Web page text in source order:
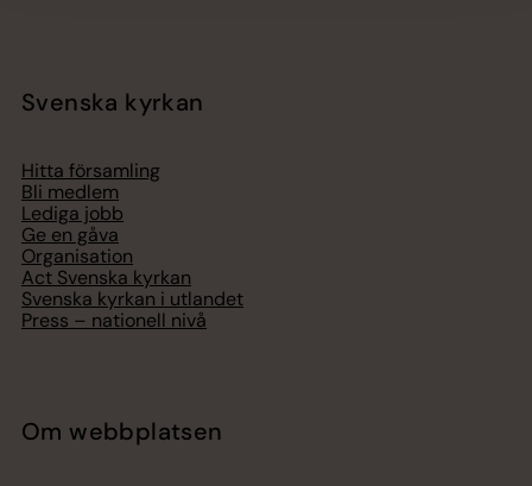
Svenska kyrkan
Hitta församling
Bli medlem
Lediga jobb
Ge en gåva
Organisation
Act Svenska kyrkan
Svenska kyrkan i utlandet
Press – nationell nivå
Om webbplatsen